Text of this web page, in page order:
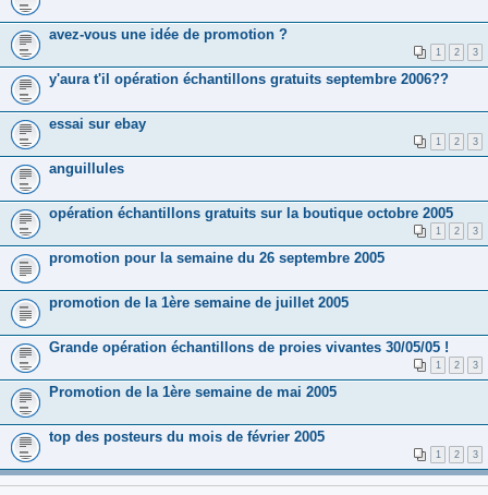
avez-vous une idée de promotion ?
1 2 3
y'aura t'il opération échantillons gratuits septembre 2006??
essai sur ebay
1 2 3
anguillules
opération échantillons gratuits sur la boutique octobre 2005
1 2 3
promotion pour la semaine du 26 septembre 2005
promotion de la 1ère semaine de juillet 2005
Grande opération échantillons de proies vivantes 30/05/05 !
1 2 3
Promotion de la 1ère semaine de mai 2005
top des posteurs du mois de février 2005
1 2 3